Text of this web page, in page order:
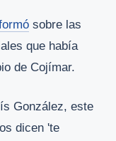
sobre las
que había
de Cojímar.
González, este
dicen 'te